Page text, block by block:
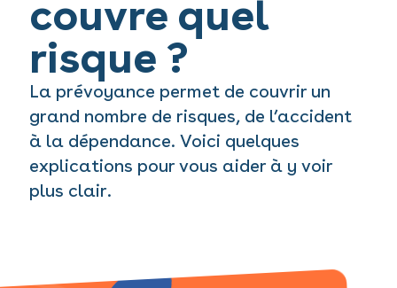
couvre quel
risque ?
La prévoyance permet de couvrir un
grand nombre de risques, de l’accident
à la dépendance. Voici quelques
explications pour vous aider à y voir
plus clair.